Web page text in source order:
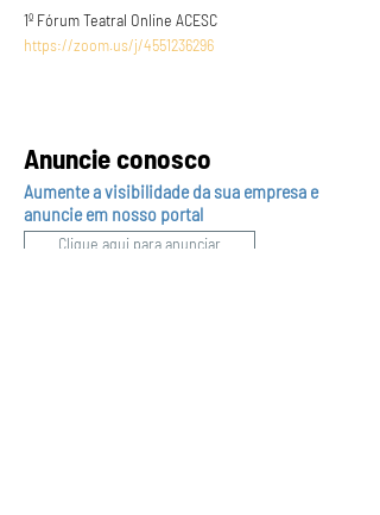
1º Fórum Teatral Online ACESC
https://zoom.us/j/4551236296
Anuncie conosco
Aumente a visibilidade da sua empresa e
anuncie em nosso portal
Clique aqui para anunciar